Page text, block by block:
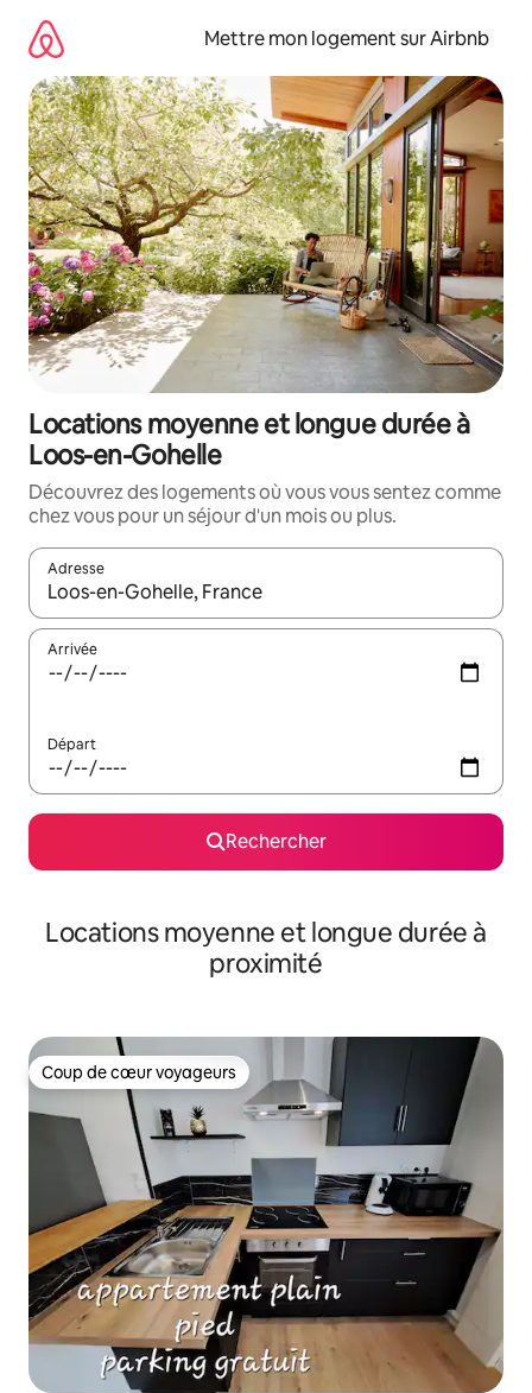
directement
contenu
Mettre mon logement sur Airbnb
Locations moyenne et longue durée à
Loos-en-Gohelle
Découvrez des logements où vous vous sentez comme
chez vous pour un séjour d'un mois ou plus.
Adresse
Lorsque les résultats s'affichent, utilisez les flèches vers le
Arrivée
Départ
Rechercher
Locations moyenne et longue durée à
proximité
Coup de cœur voyageurs
Coup de cœur voyageurs